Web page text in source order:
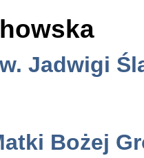
Jadwigi
Bożej